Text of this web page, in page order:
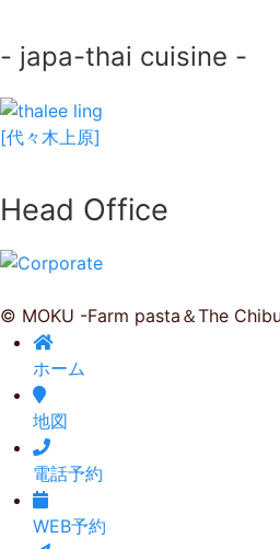
- japa-thai cuisine -
[代々木上原]
Head Office
© MOKU -Farm pasta＆The
ホーム
地図
電話予約
WEB予約